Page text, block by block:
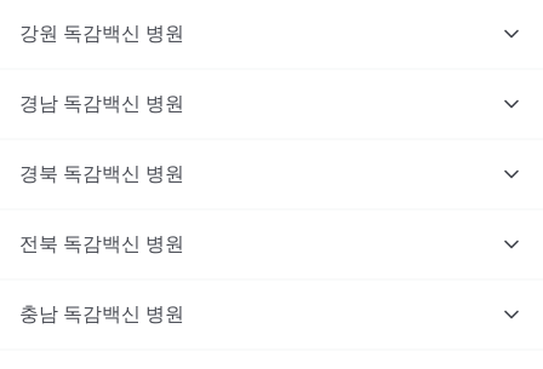
강원 독감백신 병원
경남 독감백신 병원
경북 독감백신 병원
전북 독감백신 병원
충남 독감백신 병원